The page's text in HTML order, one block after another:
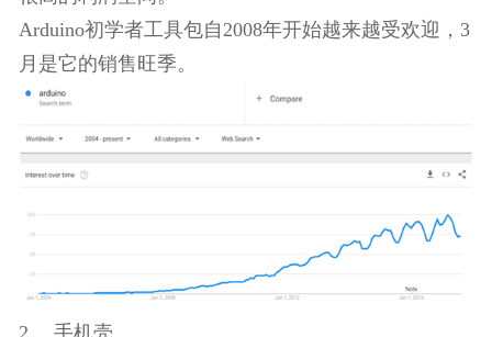
十一、科技趋势产品
1、 Arduino（开放源代码的单片机微控制器）初学
者工具包